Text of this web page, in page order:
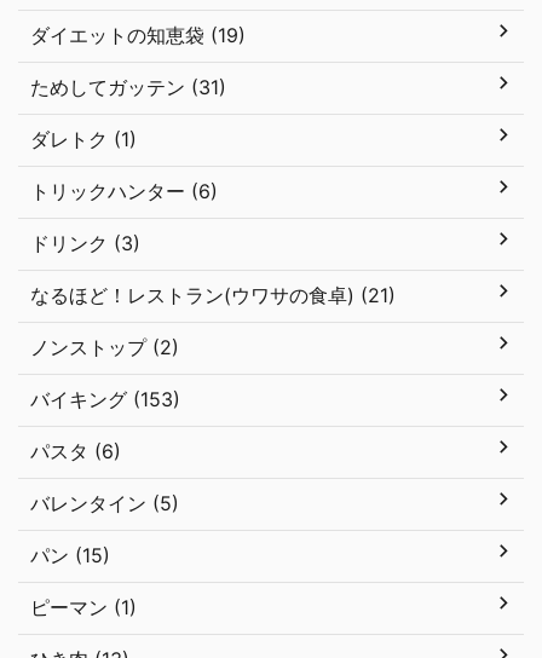
ダイエットの知恵袋 (19)
ためしてガッテン (31)
ダレトク (1)
トリックハンター (6)
ドリンク (3)
なるほど！レストラン(ウワサの食卓) (21)
ノンストップ (2)
バイキング (153)
パスタ (6)
バレンタイン (5)
パン (15)
ピーマン (1)